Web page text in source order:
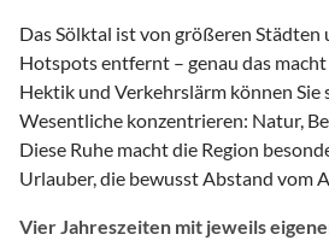
Das Sölktal ist von größeren
Hotspots entfernt – genau das macht
Hektik und Verkehrslärm können Sie
Wesentliche konzentrieren: Natur,
Diese Ruhe macht die Region
Urlauber, die bewusst Abstand vom
Vier Jahreszeiten mit jeweils